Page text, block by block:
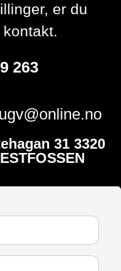
er du
263
31 3320